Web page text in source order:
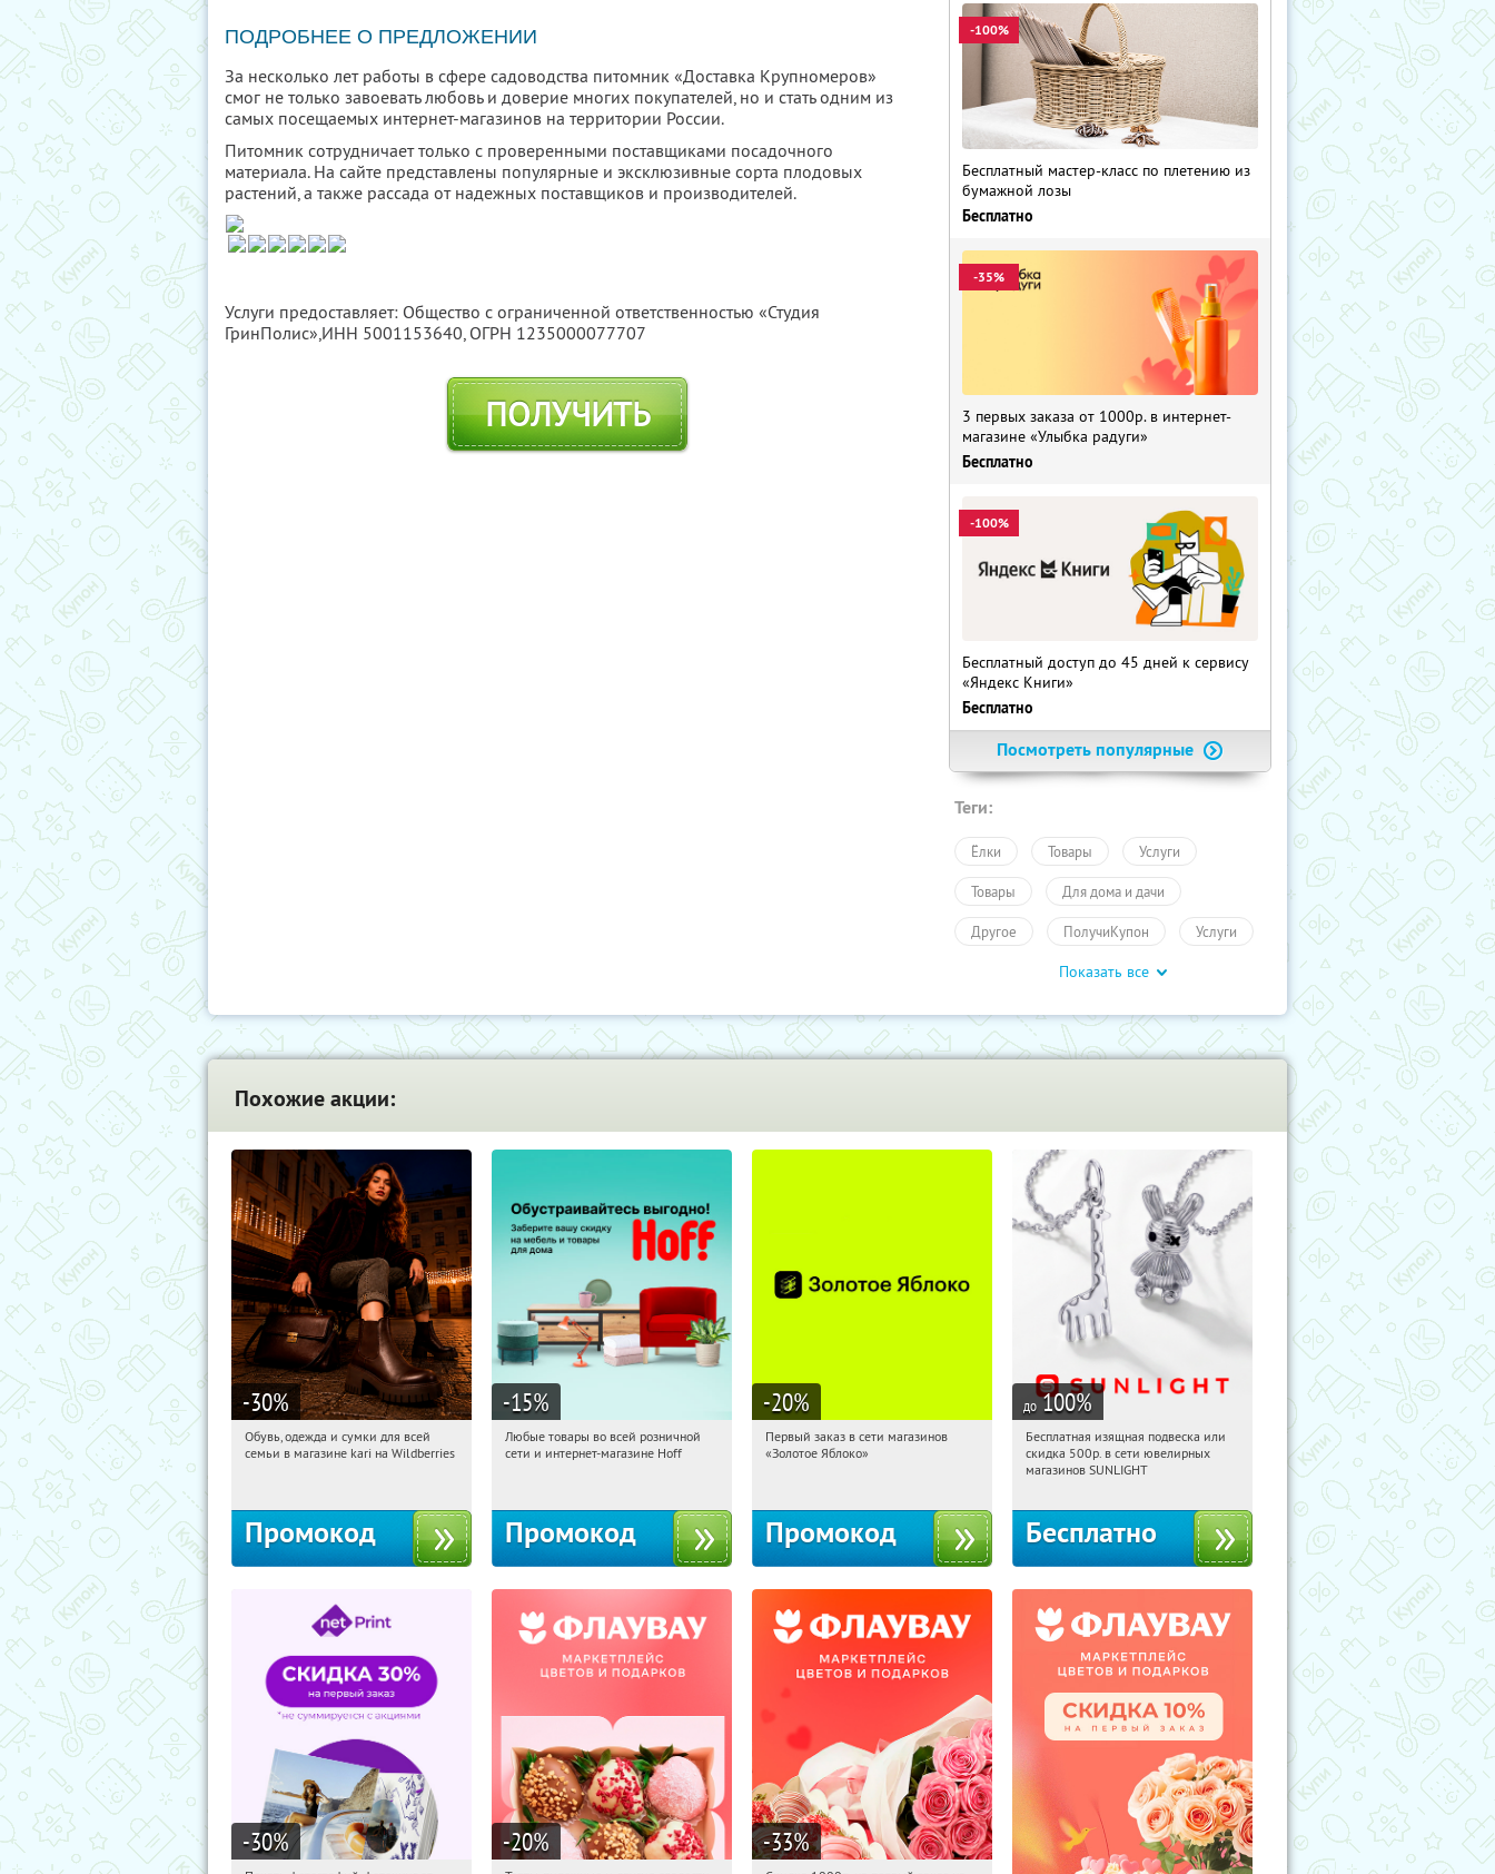
ПОДРОБНЕЕ О ПРЕДЛОЖЕНИИ
За несколько лет работы в сфере садоводства питомник «Доставка Крупномеров»
смог не только завоевать любовь и доверие многих покупателей, но и стать одним из
самых посещаемых интернет-магазинов на территории России.
Питомник сотрудничает только с проверенными поставщиками посадочного
материала. На сайте представлены популярные и эксклюзивные сорта плодовых
растений, а также рассада от надежных поставщиков и производителей.
Услуги предоставляет: Общество с ограниченной ответственностью «Студия
ГринПолис»,ИНН 5001153640, ОГРН 1235000077707
ПОЛУЧИТЬ
-100%
Бесплатный мастер-класс по плетению из
бумажной лозы
Бесплатно
-35%
3 первых заказа от 1000р. в интернет-
магазине «Улыбка радуги»
Бесплатно
-100%
Бесплатный доступ до 45 дней к сервису
«Яндекс Книги»
Бесплатно
Посмотреть популярные
Теги:
Ёлки Товары Услуги
Товары Для дома и дачи
Другое ПолучиКупон Услуги
Показать все
Похожие акции:
-30%
02:44:40 Получили:
Обувь, одежда и сумки для всей
семьи в магазине kari на Wildberries
Промокод
-15%
02:44:40 Получили:
Любые товары во всей розничной
сети и интернет-магазине Hoff
Промокод
-20%
02:44:40
Получи первым!
Первый заказ в сети магазинов
«Золотое Яблоко»
Промокод
до 100%
02:44:40 Получили:
Россия
Бесплатная изящная подвеска или
скидка 500р. в сети ювелирных
магазинов SUNLIGHT
Бесплатно
-30% -20% -33%